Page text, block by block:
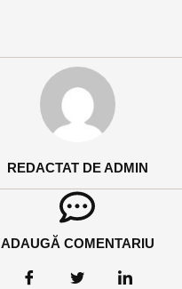
REDACTAT DE ADMIN
ADAUGĂ COMENTARIU